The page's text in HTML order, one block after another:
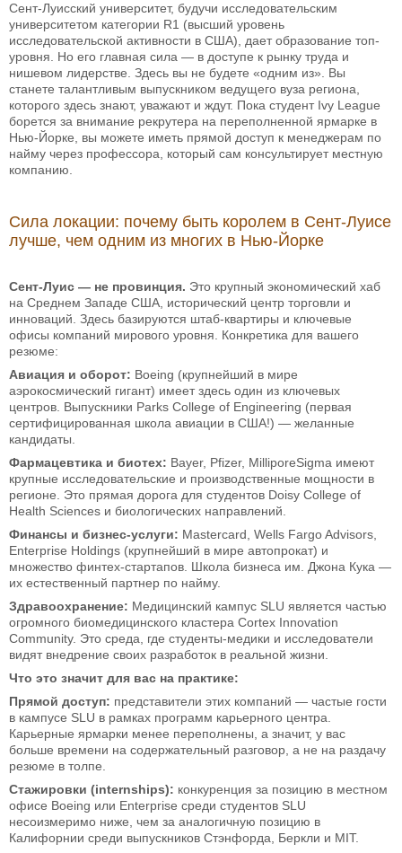
Сент-Луисский университет, будучи исследовательским
университетом категории R1 (высший уровень
исследовательской активности в США), дает образование топ-
уровня. Но его главная сила — в доступе к рынку труда и
нишевом лидерстве. Здесь вы не будете «одним из». Вы
станете талантливым выпускником ведущего вуза региона,
которого здесь знают, уважают и ждут. Пока студент Ivy League
борется за внимание рекрутера на переполненной ярмарке в
Нью-Йорке, вы можете иметь прямой доступ к менеджерам по
найму через профессора, который сам консультирует местную
компанию.
Сила локации: почему быть королем в Сент-Луисе
лучше, чем одним из многих в Нью-Йорке
Сент-Луис — не провинция. Это крупный экономический хаб
на Среднем Западе США, исторический центр торговли и
инноваций. Здесь базируются штаб-квартиры и ключевые
офисы компаний мирового уровня. Конкретика для вашего
резюме:
Авиация и оборот: Boeing (крупнейший в мире
аэрокосмический гигант) имеет здесь один из ключевых
центров. Выпускники Parks College of Engineering (первая
сертифицированная школа авиации в США!) — желанные
кандидаты.
Фармацевтика и биотех: Bayer, Pfizer, MilliporeSigma имеют
крупные исследовательские и производственные мощности в
регионе. Это прямая дорога для студентов Doisy College of
Health Sciences и биологических направлений.
Финансы и бизнес-услуги: Mastercard, Wells Fargo Advisors,
Enterprise Holdings (крупнейший в мире автопрокат) и
множество финтех-стартапов. Школа бизнеса им. Джона Кука —
их естественный партнер по найму.
Здравоохранение: Медицинский кампус SLU является частью
огромного биомедицинского кластера Cortex Innovation
Community. Это среда, где студенты-медики и исследователи
видят внедрение своих разработок в реальной жизни.
Что это значит для вас на практике:
Прямой доступ: представители этих компаний — частые гости
в кампусе SLU в рамках программ карьерного центра.
Карьерные ярмарки менее переполнены, а значит, у вас
больше времени на содержательный разговор, а не на раздачу
резюме в толпе.
Стажировки (internships): конкуренция за позицию в местном
офисе Boeing или Enterprise среди студентов SLU
несоизмеримо ниже, чем за аналогичную позицию в
Калифорнии среди выпускников Стэнфорда, Беркли и MIT.